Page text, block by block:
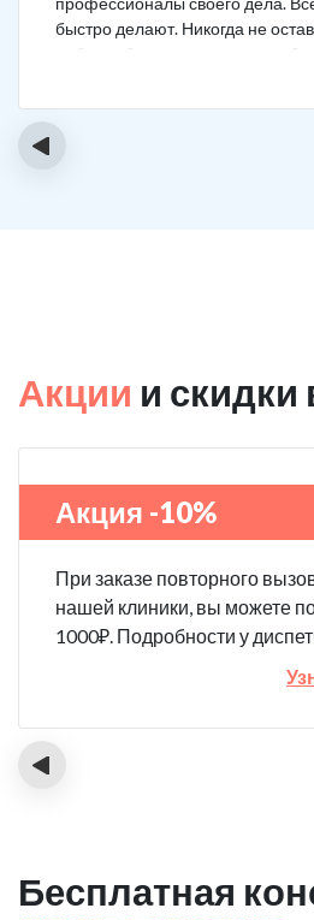
быстро делают. Никогда не
набор таблеток, а именно
индивидуальный комплекс под
Несколько раз делал вызов, и
‹
Акции и
Акция -10%
При заказе повторного
нашей клиники, вы можете
1000₽. Подробности у
‹
Бесплатная